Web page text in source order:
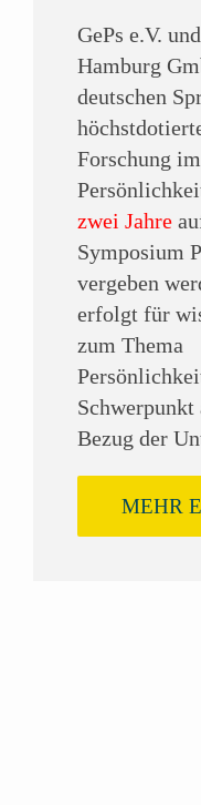
GePs e.V.
Hamburg
deutschen
Forschung
zwei Jahre
Symposium
vergeben
erfolgt für
zum Thema
Bezug der
MEHR